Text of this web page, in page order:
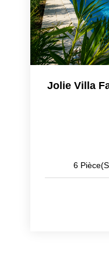
Jolie Villa
6